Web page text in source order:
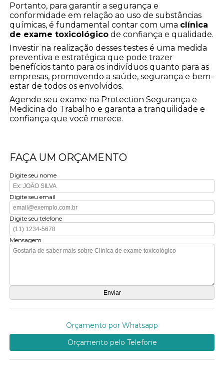
Portanto, para garantir a segurança e
conformidade em relação ao uso de substâncias
químicas, é fundamental contar com uma clínica
de exame toxicológico de confiança e qualidade.
Investir na realização desses testes é uma medida
preventiva e estratégica que pode trazer
benefícios tanto para os indivíduos quanto para as
empresas, promovendo a saúde, segurança e bem-
estar de todos os envolvidos.
Agende seu exame na Protection Segurança e
Medicina do Trabalho e garanta a tranquilidade e
confiança que você merece.
FAÇA UM ORÇAMENTO
Digite seu nome
Digite seu email
Digite seu telefone
Mensagem
Orçamento por Whatsapp
Orçamento pelo Telefone